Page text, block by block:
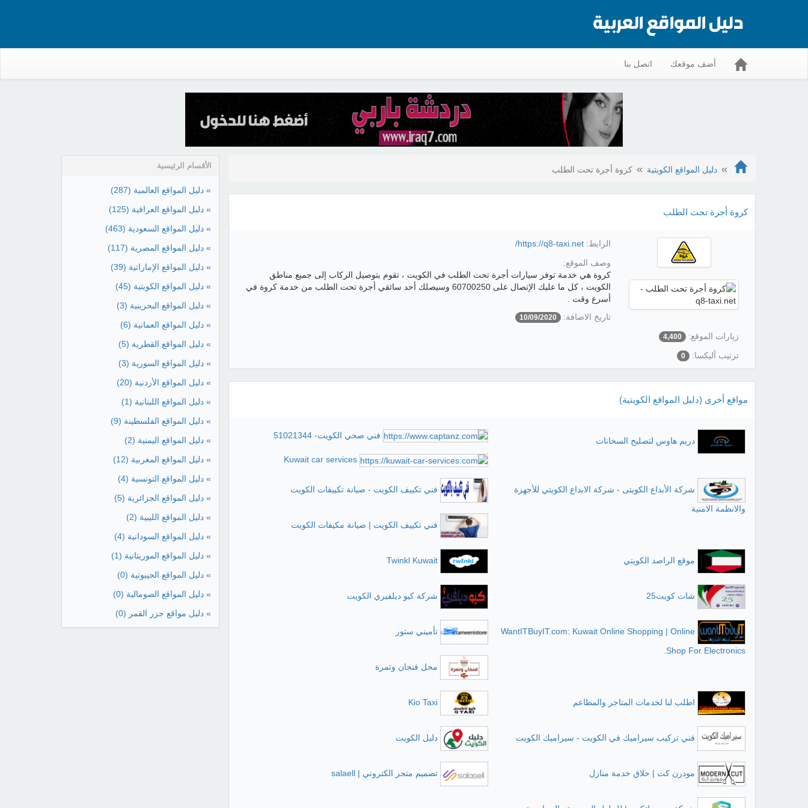
أضف موقعك اتصل بنا
دليل المواقع الكويتية كروة أجرة تحت الطلب
كروة أجرة تحت الطلب
الرابط: https://q8-taxi.net/
وصف الموقع:
كروة هي خدمة توفر سيارات أجرة تحت الطلب في الكويت ، تقوم بتوصيل الركاب إلى جميع مناطق
الكويت ، كل ما عليك الإتصال على 60700250 وسيصلك أحد سائقي أجرة تحت الطلب من خدمة كروة في
أسرع وقت .
تاريخ الاضافة:
10/09/2020
زيارات الموقع: 4,400
ترتيب أليكسا: 0
مواقع أخرى (دليل المواقع الكويتية)
دريم هاوس لتصليح السخانات
فني صحي الكويت- 51021344
Kuwait car services
شركة الأبداع الكويتى - شركة الابداع الكويتي للأجهزة
والانظمة الامنية
فني تكييف الكويت - صيانة تكييفات الكويت
فني تكييف الكويت | صيانة مكيفات الكويت
موقع الراصد الكويتي Twinkl Kuwait
شات كويت25 شركة كيو ديلفيري الكويت
WantITBuyIT.com: Kuwait Online Shopping | Online
Shop For Electronics.
تأميني ستور
محل فنجان وتمرة
اطلب لنا لخدمات المتاجر والمطاعم Kio Taxi
فني تركيب سيراميك في الكويت - سيراميك الكويت دليل الكويت
مودرن كت | حلاق خدمة منازل تصميم متجر الكتروني | salaell
الأقسام الرئيسية
» دليل المواقع العالمية (287)
» دليل المواقع العراقية (125)
» دليل المواقع السعودية (463)
» دليل المواقع المصرية (117)
» دليل المواقع الإماراتية (39)
» دليل المواقع الكويتية (45)
» دليل المواقع البحرينية (3)
» دليل المواقع العمانية (6)
» دليل المواقع القطرية (5)
» دليل المواقع السورية (3)
» دليل المواقع الأردنية (20)
» دليل المواقع اللبنانية (1)
» دليل المواقع الفلسطينة (9)
» دليل المواقع اليمنية (2)
» دليل المواقع المغربية (12)
» دليل المواقع التونسية (4)
» دليل المواقع الجزائرية (5)
» دليل المواقع الليبية (2)
» دليل المواقع السودانية (4)
» دليل المواقع الموريتانية (1)
» دليل المواقع الجيبوتية (0)
» دليل المواقع الصومالية (0)
» دليل مواقع جزر القمر (0)